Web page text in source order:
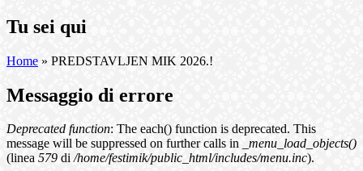
Tu sei qui
Home » PREDSTAVLJEN MIK 2026.!
Messaggio di errore
Deprecated function: The each() function is deprecated. This
message will be suppressed on further calls in
_menu_load_objects()
(linea 579 di/home/festimik/public_html/includes/menu.inc).